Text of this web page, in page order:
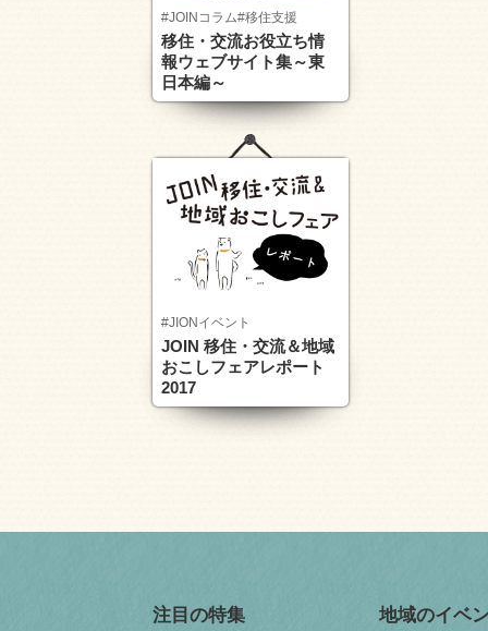
#JOINコラム#移住支援
移住・交流お役立ち情
報ウェブサイト集～東
日本編～
#JIONイベント
JOIN 移住・交流＆地域
おこしフェアレポート
2017
注目の特集 地域のイベ